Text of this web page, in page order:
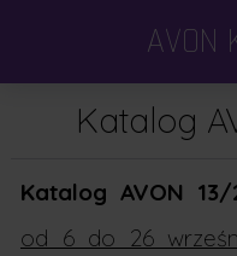
Katalog
Katalog AVON 13/
od 6 do 26